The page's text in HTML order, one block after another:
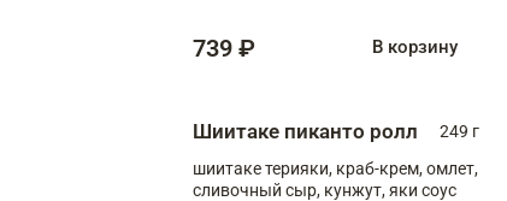
739 ₽ В корзину
Шиитаке пиканто ролл
249 г
шиитаке терияки, краб-крем, омлет,
сливочный сыр, кунжут, яки соус